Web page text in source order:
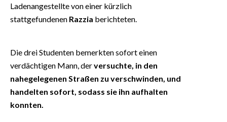
ABBONATI
ANNUNCI
PUBBLICITÀ
SPIAGGE
Ladenangestellte von einer kürzlich
stattgefundenen Razzia berichteten.
Die drei Studenten bemerkten sofort einen
verdächtigen Mann, derversuchte, in den
nahegelegenen Straßen zu verschwinden, und
handelten sofort, sodass sie ihn aufhalten
konnten.